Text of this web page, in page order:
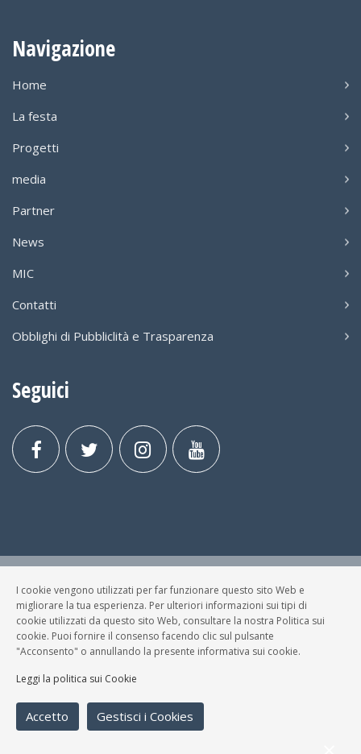
Navigazione
Home
La festa
Progetti
media
Partner
News
MIC
Contatti
Obblighi di Pubbliclità e Trasparenza
Seguici
© FESTA DELLA MUSICA BRESCIA Tutti i Diritti Riservati.
Privacy Policy
| Cookies
P. Iva e C.F.: 03699200980
I cookie vengono utilizzati per far funzionare questo sito Web e
migliorare la tua esperienza. Per ulteriori informazioni sui tipi di
cookie utilizzati da questo sito Web, consultare la nostra Politica sui
cookie. Puoi fornire il consenso facendo clic sul pulsante
"Acconsento" o annullando la presente informativa sui cookie.
Leggi la politica sui Cookie
Accetto Gestisci i Cookies